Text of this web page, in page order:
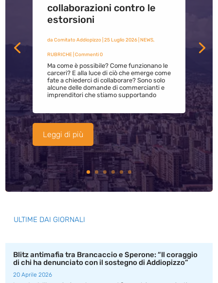
collaborazioni contro le
estorsioni
da Comitato Addiopizzo| 25 Luglio 2026| NEWS,
RUBRICHE| Commenti 0
Ma come è possibile? Come funzionano le
carceri? E alla luce di ciò che emerge come
fate a chiederci di collaborare? Sono solo
alcune delle domande di commercianti e
imprenditori che stiamo supportando
Leggi di più
ULTIME DAI GIORNALI
Blitz antimafia tra Brancaccio e Sperone: “Il coraggio
di chi ha denunciato con il sostegno di Addiopizzo”
20 Aprile 2026